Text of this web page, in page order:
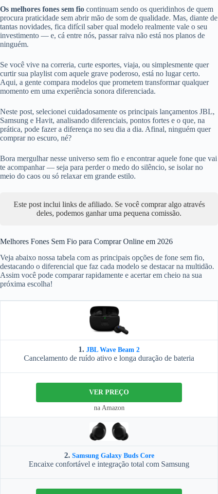
Os melhores fones sem fio continuam sendo os queridinhos de quem
procura praticidade sem abrir mão de som de qualidade. Mas, diante de
tantas novidades, fica difícil saber qual modelo realmente vale o seu
investimento ― e, cá entre nós, passar raiva não está nos planos de
ninguém.
Se você vive na correria, curte esportes, viaja, ou simplesmente quer
curtir sua playlist com aquele grave poderoso, está no lugar certo.
Aqui, a gente compara modelos que prometem transformar qualquer
momento em uma experiência sonora diferenciada.
Neste post, selecionei cuidadosamente os principais lançamentos JBL,
Samsung e Havit, analisando diferenciais, pontos fortes e o que, na
prática, pode fazer a diferença no seu dia a dia. Afinal, ninguém quer
comprar no escuro, né?
Bora mergulhar nesse universo sem fio e encontrar aquele fone que vai
te acompanhar ― seja para perder o medo do silêncio, se isolar no
meio do caos ou só relaxar em grande estilo.
Este post inclui links de afiliado. Se você comprar algo através
deles, podemos ganhar uma pequena comissão.
Melhores Fones Sem Fio para Comprar Online em 2026
Veja abaixo nossa tabela com as principais opções de fone sem fio,
destacando o diferencial que faz cada modelo se destacar na multidão.
Assim você pode comparar rapidamente e acertar em cheio na sua
próxima escolha!
1. JBL Wave Beam 2
Cancelamento de ruído ativo e longa duração de bateria
VER PREÇO
na Amazon
2. Samsung Galaxy Buds Core
Encaixe confortável e integração total com Samsung